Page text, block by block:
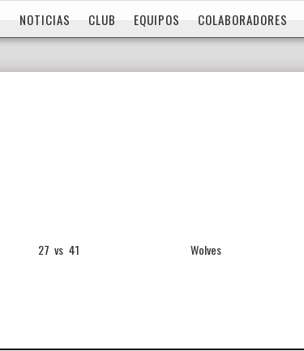
NOTICIAS CLUB EQUIPOS COLABORADORES
27 vs 41 Wolves